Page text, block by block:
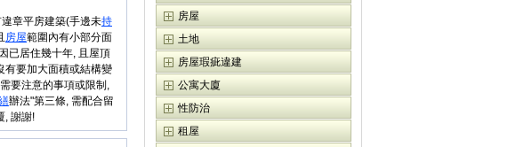
章平房建築(手邊未持
房屋範圍內有小部分面
已居住幾十年, 且屋頂
有要加大面積或結構變
要注意的事項或限制,
辦法"第三條, 需配合留
, 謝謝!
房屋
土地
房屋瑕疵違建
公寓大廈
性防治
租屋